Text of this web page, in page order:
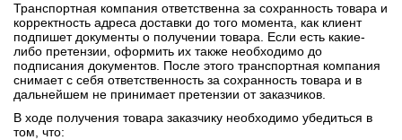
Транспортная компания ответственна за сохранность товара и
корректность адреса доставки до того момента, как клиент
подпишет документы о получении товара. Если есть какие-
либо претензии, оформить их также необходимо до
подписания документов. После этого транспортная компания
снимает с себя ответственность за сохранность товара и в
дальнейшем не принимает претензии от заказчиков.
В ходе получения товара заказчику необходимо убедиться в
том, что: